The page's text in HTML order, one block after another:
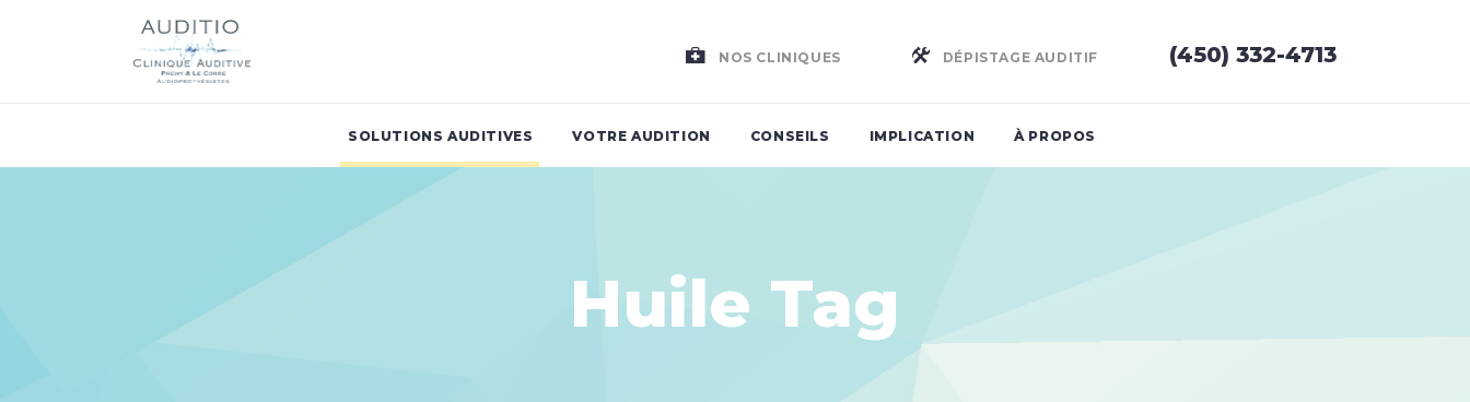
NOS CLINIQUES DÉPISTAGE AUDITIF (450) 332-4713
SOLUTIONS AUDITIVES VOTRE AUDITION CONSEILS IMPLICATION À PROPOS
Huile Tag